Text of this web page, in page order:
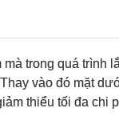
trong quá trình
vào đó mặt
thiểu tối đa chi